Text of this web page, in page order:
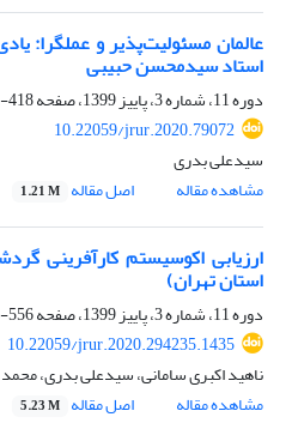
عالمان مسئولیت‌پذیر و عملگرا:
استاد سیدمحسن حبیبی
دوره 11، شماره 3، پاییز 1399، صفحه
418-421
10.22059/jrur.2020.79072
سیدعلی بدری
مشاهده مقاله
اصل مقاله 1.21 M
ارزیابی اکوسیستم کارآفرینی
استان تهران)
دوره 11، شماره 3، پاییز 1399، صفحه
556-575
10.22059/jrur.2020.294235.1435
ناهید اکبری سامانی، سیدعلی بدری،
مشاهده مقاله
اصل مقاله 5.23 M